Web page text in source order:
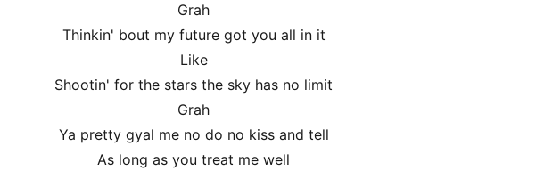
Grah
Thinkin' bout my future got you all in it
Like
Shootin' for the stars the sky has no limit
Grah
Ya pretty gyal me no do no kiss and tell
As long as you treat me well